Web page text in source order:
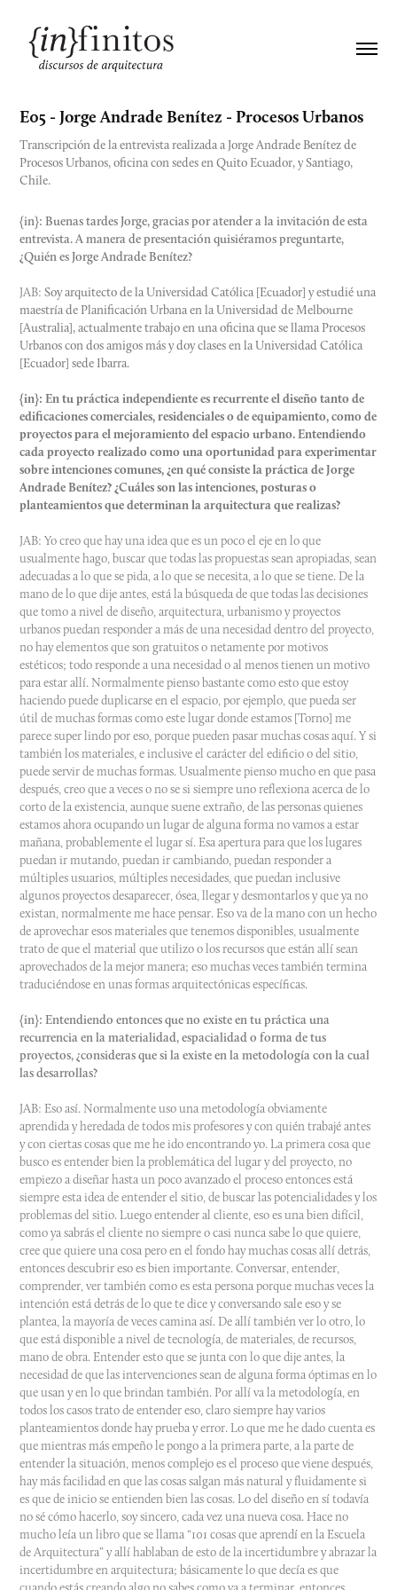
E05 - Jorge Andrade Benítez - Procesos Urbanos
Transcripción de la entrevista realizada a Jorge Andrade Benítez de
Procesos Urbanos, oficina con sedes en Quito Ecuador, y Santiago,
Chile.
{in}: Buenas tardes Jorge, gracias por atender a la invitación de esta
entrevista. A manera de presentación quisiéramos preguntarte,
¿Quién es Jorge Andrade Benítez?
JAB:Soy arquitecto de la Universidad Católica [Ecuador] y estudié una
maestría de Planificación Urbana en la Universidad de Melbourne
[Australia], actualmente trabajo en una oficina que se llama Procesos
Urbanos con dos amigos más y doy clases en la Universidad Católica
[Ecuador] sede Ibarra.
{in}: En tu práctica independiente es recurrente el diseño tanto de
edificaciones comerciales, residenciales o de equipamiento, como de
proyectos para el mejoramiento del espacio urbano. Entendiendo
cada proyecto realizado como una oportunidad para experimentar
sobre intenciones comunes, ¿en qué consiste la práctica de Jorge
Andrade Benítez? ¿Cuáles son las intenciones, posturas o
planteamientos que determinan la arquitectura que realizas?
JAB: Yo creo que hay una idea que es un poco el eje en lo que
usualmente hago, buscar que todas las propuestas sean apropiadas, sean
adecuadas a lo que se pida, a lo que se necesita, a lo que se tiene. De la
mano de lo que dije antes, está la búsqueda de que todas las decisiones
que tomo a nivel de diseño, arquitectura, urbanismo y proyectos
urbanos puedan responder a más de una necesidad dentro del proyecto,
no hay elementos que son gratuitos o netamente por motivos
estéticos; todo responde a una necesidad o al menos tienen un motivo
para estar allí. Normalmente pienso bastante como esto que estoy
haciendo puede duplicarse en el espacio, por ejemplo, que pueda ser
útil de muchas formas como este lugar donde estamos [Torno] me
parece super lindo por eso, porque pueden pasar muchas cosas aquí. Y si
también los materiales, e inclusive el carácter del edificio o del sitio,
puede servir de muchas formas. Usualmente pienso mucho en que pasa
después, creo que a veces o no se si siempre uno reflexiona acerca de lo
corto de la existencia, aunque suene extraño, de las personas quienes
estamos ahora ocupando un lugar de alguna forma no vamos a estar
mañana, probablemente el lugar sí. Esa apertura para que los lugares
puedan ir mutando, puedan ir cambiando, puedan responder a
múltiples usuarios, múltiples necesidades, que puedan inclusive
algunos proyectos desaparecer, ósea, llegar y desmontarlos y que ya no
existan, normalmente me hace pensar. Eso va de la mano con un hecho
de aprovechar esos materiales que tenemos disponibles, usualmente
trato de que el material que utilizo o los recursos que están allí sean
aprovechados de la mejor manera; eso muchas veces también termina
traduciéndose en unas formas arquitectónicas específicas.
{in}: Entendiendo entonces que no existe en tu práctica una
recurrencia en la materialidad, espacialidad o forma de tus
proyectos, ¿consideras que si la existe en la metodología con la cual
las desarrollas?
JAB: Eso así. Normalmente uso una metodología obviamente
aprendida y heredada de todos mis profesores y con quién trabajé antes
y con ciertas cosas que me he ido encontrando yo. La primera cosa que
busco es entender bien la problemática del lugar y del proyecto, no
empiezo a diseñar hasta un poco avanzado el proceso entonces está
siempre esta idea de entender el sitio, de buscar las potencialidades y los
problemas del sitio. Luego entender al cliente, eso es una bien difícil,
como ya sabrás el cliente no siempre o casi nunca sabe lo que quiere,
cree que quiere una cosa pero en el fondo hay muchas cosas allí detrás,
entonces descubrir eso es bien importante. Conversar, entender,
comprender, ver también como es esta persona porque muchas veces la
intención está detrás de lo que te dice y conversando sale eso y se
plantea, la mayoría de veces camina así. De allí también ver lo otro, lo
que está disponible a nivel de tecnología, de materiales, de recursos,
mano de obra. Entender esto que se junta con lo que dije antes, la
necesidad de que las intervenciones sean de alguna forma óptimas en lo
que usan y en lo que brindan también. Por allí va la metodología, en
todos los casos trato de entender eso, claro siempre hay varios
planteamientos donde hay prueba y error. Lo que me he dado cuenta es
que mientras más empeño le pongo a la primera parte, a la parte de
entender la situación, menos complejo es el proceso que viene después,
hay más facilidad en que las cosas salgan más natural y fluidamente si
es que de inicio se entienden bien las cosas. Lo del diseño en sí todavía
no sé cómo hacerlo, soy sincero, cada vez una nueva cosa. Hace no
mucho leía un libro que se llama “101 cosas que aprendí en la Escuela
de Arquitectura” y allí hablaban de esto de la incertidumbre y abrazar la
incertidumbre en arquitectura; básicamente lo que decía es que